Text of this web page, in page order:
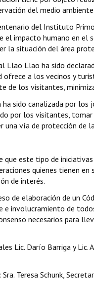
del medio
del Instituto
el impacto humano en el
la situación del área
Llao Llao ha sido
ofrece a los vecinos y
de los visitantes,
ha sido canalizada por
por los visitantes,
una vía de protección de
que este tipo de
quienes tienen
de interés.
de elaboración de un
e involucramiento de
necesarios para
Lic. Darío Barriga y Lic.
Teresa Schunk,